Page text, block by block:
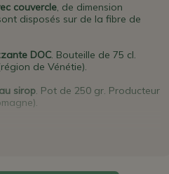
couvercle, de dimension
disposés sur de la fibre de
DOC. Bouteille de 75 cl.
de Vénétie).
sirop. Pot de 250 gr. Producteur
(région de l' Emilie